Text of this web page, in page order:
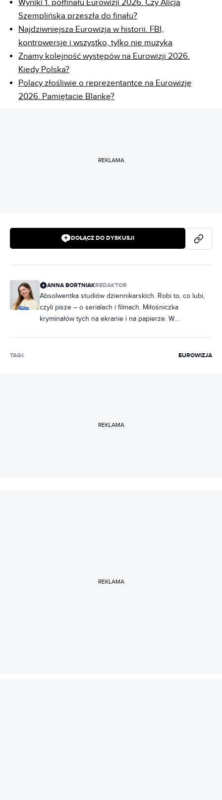
Wyniki 1. półfinału Eurowizji 2026. Czy Alicja
Szemplińska przeszła do finału?
Najdziwniejsza Eurowizja w historii. FBI,
kontrowersje i wszystko, tylko nie muzyka
Znamy kolejność występów na Eurowizji 2026.
Kiedy Polska?
Polacy złośliwie o reprezentantce na Eurowizję
2026. Pamiętacie Blankę?
REKLAMA
DOŁĄCZ DO DYSKUSJI
ANNA BORTNIAKREDAKTOR
Absolwentka studiów dziennikarskich. Robi to, co lubi,
czyli pisze – o serialach i filmach. Miłośniczka
kryminałów tych na ekranie i na papierze. W
nabałaganić w słowach. Zakochana w Norwegii, dobrej,
TAGI: EUROWIZJA
REKLAMA
REKLAMA